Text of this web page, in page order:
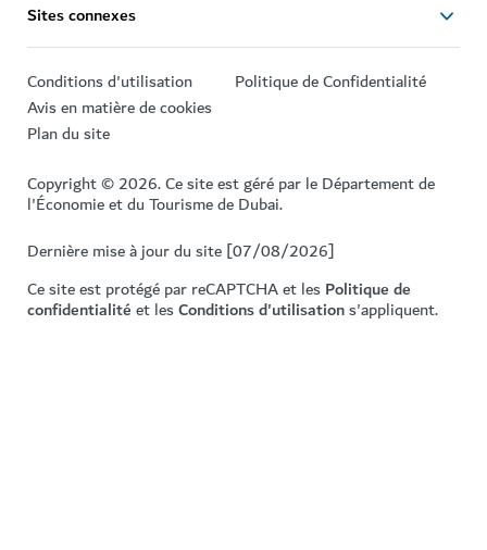
Sites connexes
Conditions d'utilisation
Politique de Confidentialité
Avis en matière de cookies
Plan du site
Copyright © 2026. Ce site est géré par le Département de
l'Économie et du Tourisme de Dubai.
Dernière mise à jour du site [07/08/2026]
Ce site est protégé par reCAPTCHA et lesPolitique de
confidentialitéet lesConditions d'utilisations'appliquent.